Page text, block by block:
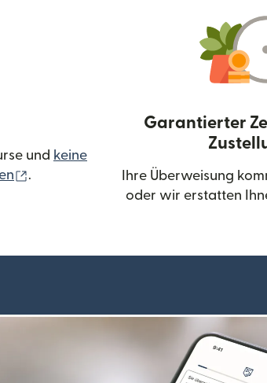
und keine
(wird in einem neuen Fenster
.
Garantierter
Ihre Überweisung
oder wir erstatten